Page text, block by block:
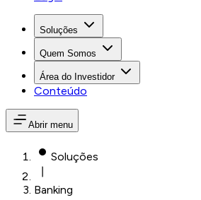
Soluções
Quem Somos
Área do Investidor
Conteúdo
Abrir menu
Soluções
Banking